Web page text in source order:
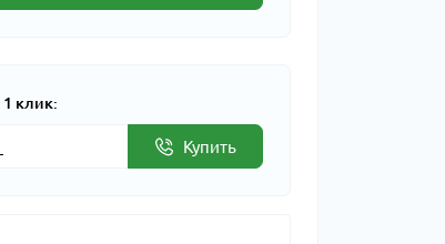
1 клик:
Купить